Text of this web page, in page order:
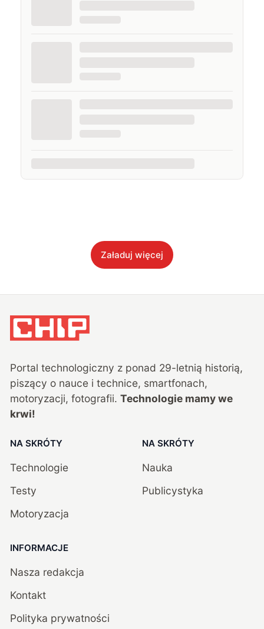
Załaduj więcej
Portal technologiczny z ponad 29-letnią historią,
piszący o nauce i technice, smartfonach,
motoryzacji, fotografii. Technologie mamy we
krwi!
NA SKRÓTY
Technologie
Testy
Motoryzacja
NA SKRÓTY
Nauka
Publicystyka
INFORMACJE
Nasza redakcja
Kontakt
Polityka prywatności